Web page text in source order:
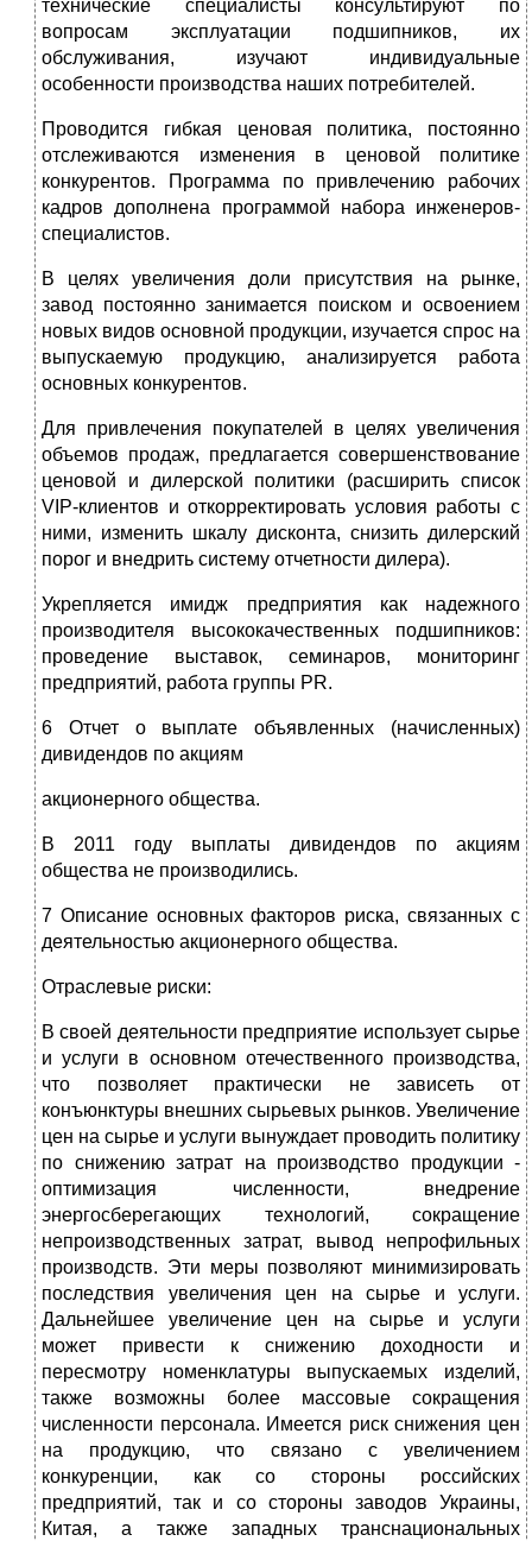
технические специалисты консультируют по
вопросам эксплуатации подшипников, их
обслуживания, изучают индивидуальные
особенности производства наших потребителей.
Проводится гибкая ценовая политика, постоянно
отслеживаются изменения в ценовой политике
конкурентов. Программа по привлечению рабочих
кадров дополнена программой набора инженеров-
специалистов.
В целях увеличения доли присутствия на рынке,
завод постоянно занимается поиском и освоением
новых видов основной продукции, изучается спрос на
выпускаемую продукцию, анализируется работа
основных конкурентов.
Для привлечения покупателей в целях увеличения
объемов продаж, предлагается совершенствование
ценовой и дилерской политики (расширить список
VIP-клиентов и откорректировать условия работы с
ними, изменить шкалу дисконта, снизить дилерский
порог и внедрить систему отчетности дилера).
Укрепляется имидж предприятия как надежного
производителя высококачественных подшипников:
проведение выставок, семинаров, мониторинг
предприятий, работа группы PR.
6 Отчет о выплате объявленных (начисленных)
дивидендов по акциям
акционерного общества.
В 2011 году выплаты дивидендов по акциям
общества не производились.
7 Описание основных факторов риска, связанных с
деятельностью акционерного общества.
Отраслевые риски:
В своей деятельности предприятие использует сырье
и услуги в основном отечественного производства,
что позволяет практически не зависеть от
конъюнктуры внешних сырьевых рынков. Увеличение
цен на сырье и услуги вынуждает проводить политику
по снижению затрат на производство продукции -
оптимизация численности, внедрение
энергосберегающих технологий, сокращение
непроизводственных затрат, вывод непрофильных
производств. Эти меры позволяют минимизировать
последствия увеличения цен на сырье и услуги.
Дальнейшее увеличение цен на сырье и услуги
может привести к снижению доходности и
пересмотру номенклатуры выпускаемых изделий,
также возможны более массовые сокращения
численности персонала. Имеется риск снижения цен
на продукцию, что связано с увеличением
конкуренции, как со стороны российских
предприятий, так и со стороны заводов Украины,
Китая, а также западных транснациональных